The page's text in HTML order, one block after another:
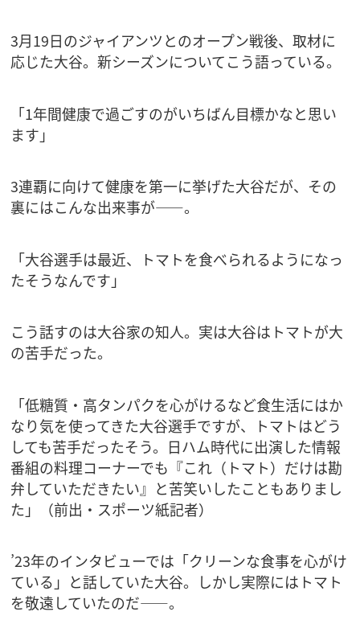
3月19日のジャイアンツとのオープン戦後、取材に
応じた大谷。新シーズンについてこう語っている。
「1年間健康で過ごすのがいちばん目標かなと思い
ます」
3連覇に向けて健康を第一に挙げた大谷だが、その
裏にはこんな出来事が――。
「大谷選手は最近、トマトを食べられるようになっ
たそうなんです」
こう話すのは大谷家の知人。実は大谷はトマトが大
の苦手だった。
「低糖質・高タンパクを心がけるなど食生活にはか
なり気を使ってきた大谷選手ですが、トマトはどう
しても苦手だったそう。日ハム時代に出演した情報
番組の料理コーナーでも『これ（トマト）だけは勘
弁していただきたい』と苦笑いしたこともありまし
た」（前出・スポーツ紙記者）
’23年のインタビューでは「クリーンな食事を心がけ
ている」と話していた大谷。しかし実際にはトマト
を敬遠していたのだ――。